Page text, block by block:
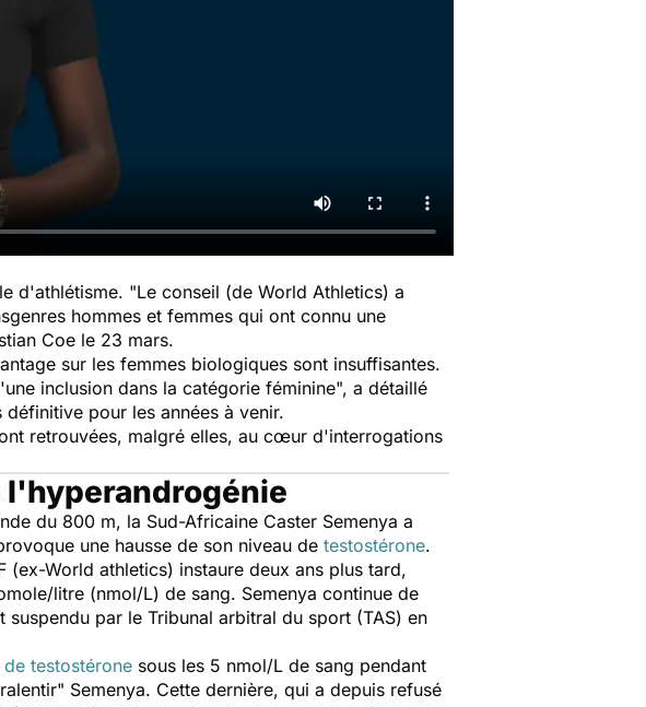
d'athlétisme. "Le conseil (de World Athletics) a
hommes et femmes qui ont connu une
Coe le 23 mars.
sur les femmes biologiques sont insuffisantes.
inclusion dans la catégorie féminine", a détaillé
pour les années à venir.
retrouvées, malgré elles, au cœur d'interrogations
l'hyperandrogénie
du 800 m, la Sud-Africaine Caster Semenya a
une hausse de son niveau de testostérone.
World athletics) instaure deux ans plus tard,
litre (nmol/L) de sang. Semenya continue de
par le Tribunal arbitral du sport (TAS) en
testostérone sous les 5 nmol/L de sang pendant
ralentir" Semenya. Cette dernière, qui a depuis refusé